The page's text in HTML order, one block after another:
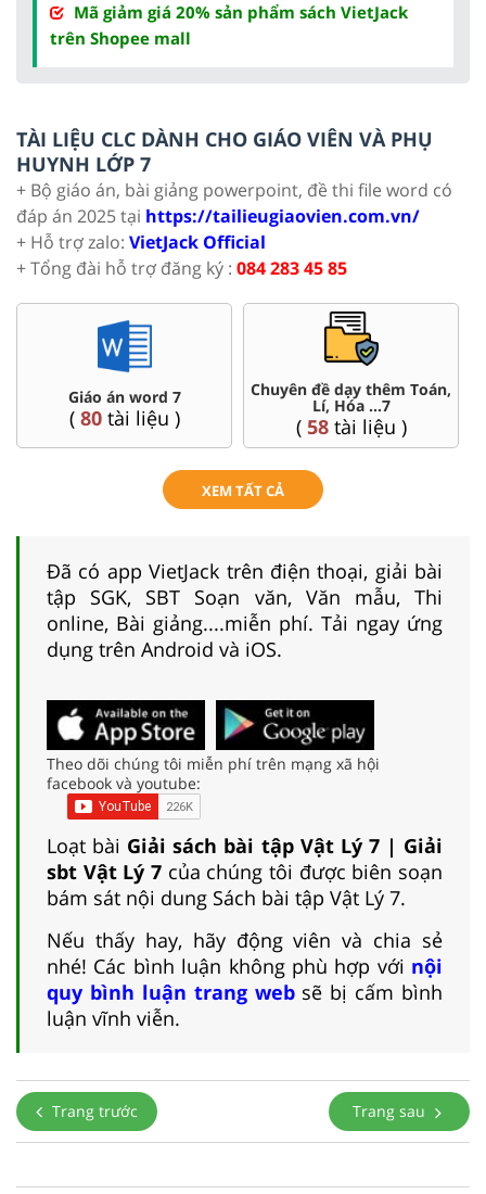
Mã giảm giá 20% sản phẩm sách VietJack
trên Shopee mall
TÀI LIỆU CLC DÀNH CHO GIÁO VIÊN VÀ PHỤ
HUYNH LỚP 7
+ Bộ giáo án, bài giảng powerpoint, đề thi file word có
đáp án 2025 tại https://tailieugiaovien.com.vn/
+ Hỗ trợ zalo: VietJack Official
+ Tổng đài hỗ trợ đăng ký : 084 283 45 85
Đề thi HSG 7
(4 tài liệu )
Trắc nghiệm đúng sai 7
(57tài liệu )
XEM TẤT CẢ
Đã có app VietJack trên điện thoại, giải bài
tập SGK, SBT Soạn văn, Văn mẫu, Thi
online, Bài giảng....miễn phí. Tải ngay ứng
dụng trên Android và iOS.
Theo dõi chúng tôi miễn phí trên mạng xã hội
facebook và youtube:
Loạt bài Giải sách bài tập Vật Lý 7 | Giải
sbt Vật Lý 7 của chúng tôi được biên soạn
bám sát nội dung Sách bài tập Vật Lý 7.
Nếu thấy hay, hãy động viên và chia sẻ
nhé! Các bình luận không phù hợp với nội
quy bình luận trang websẽ bị cấm bình
luận vĩnh viễn.
Trang trước Trang sau